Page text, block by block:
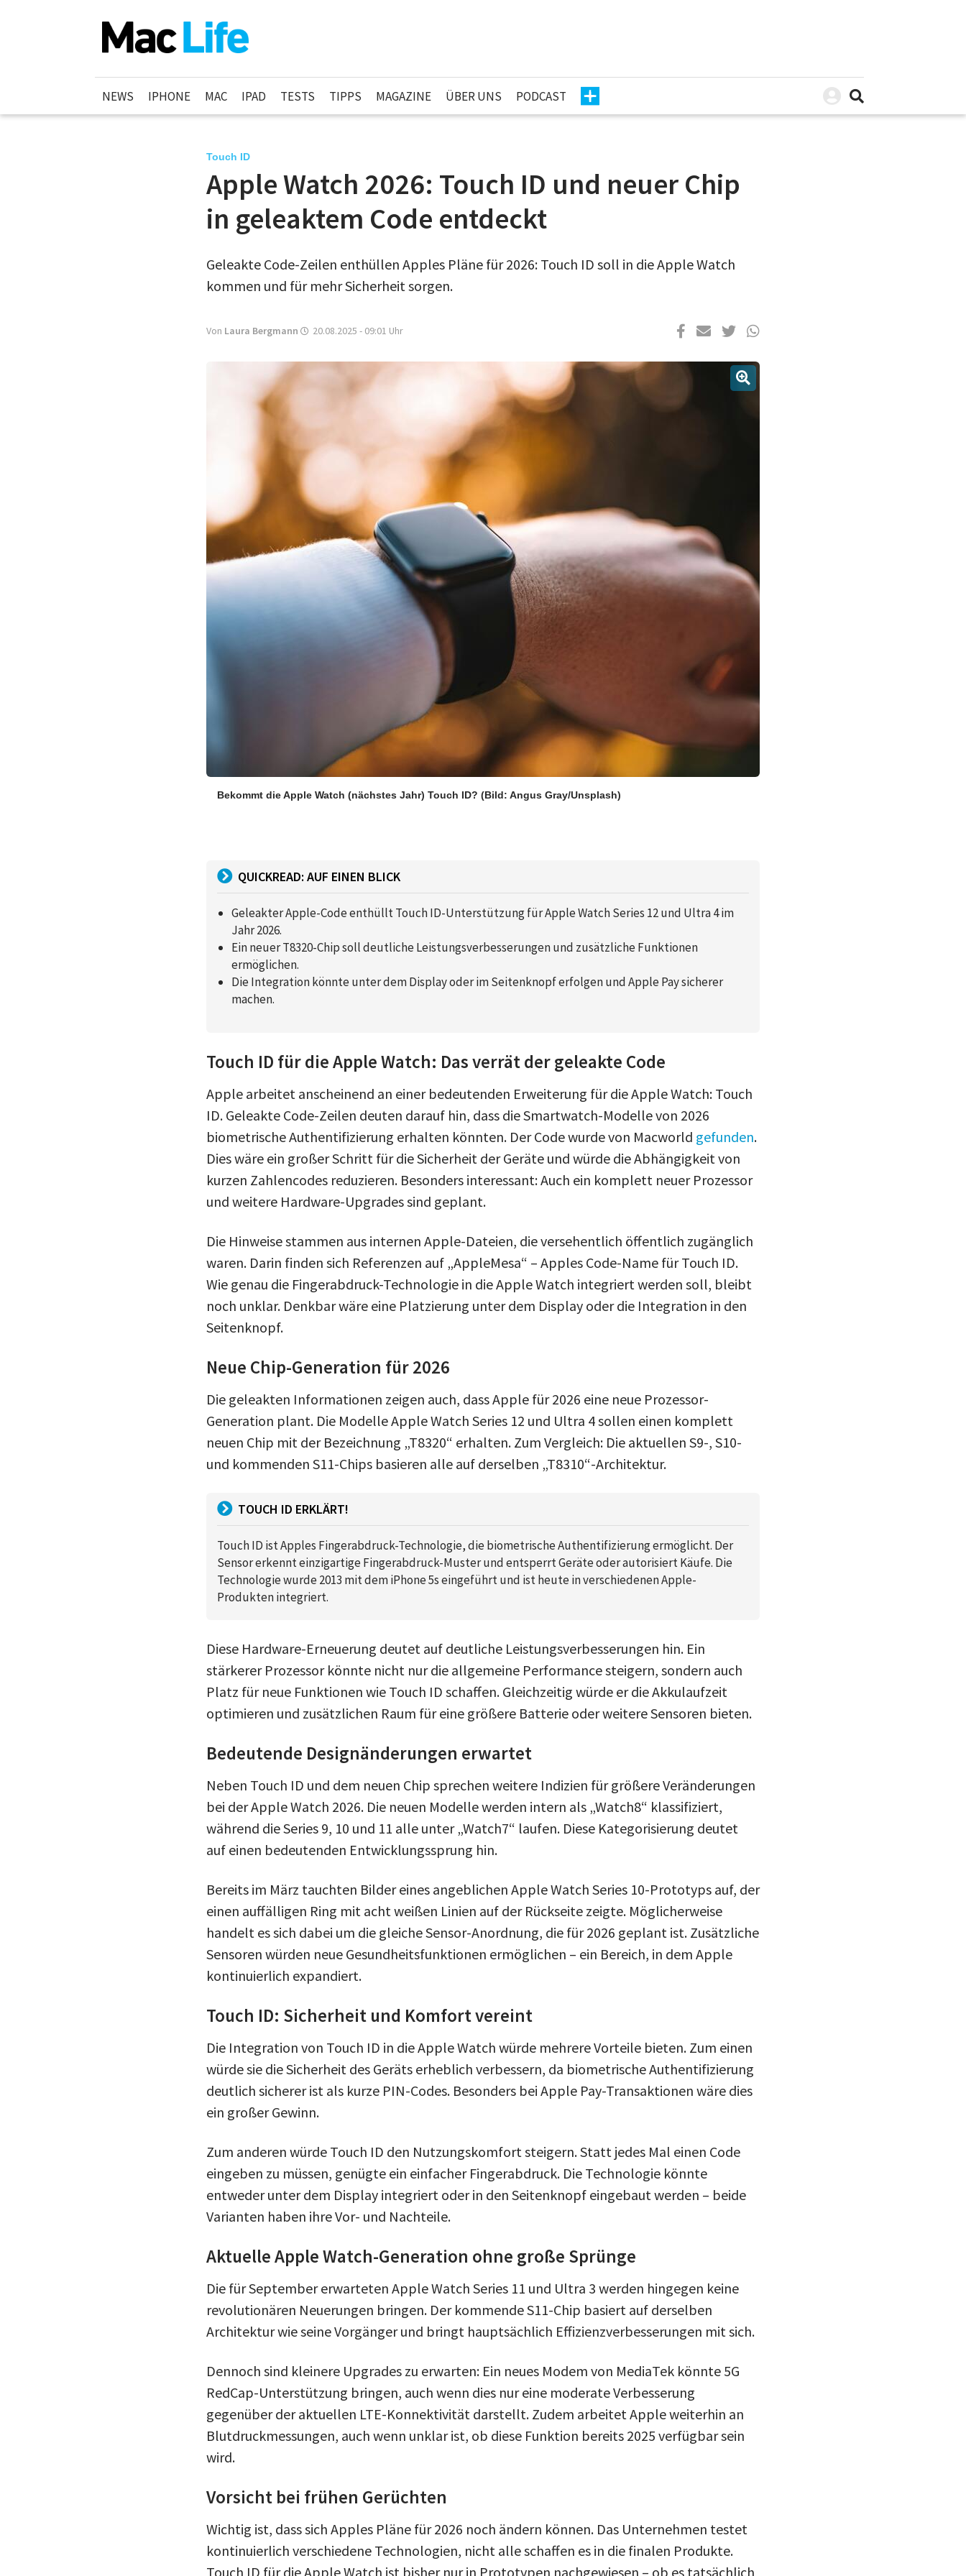
NEWS IPHONE MAC IPAD TESTS TIPPS MAGAZINE ÜBER UNS PODCAST
Touch ID
Apple Watch 2026: Touch ID und neuer Chip
in geleaktem Code entdeckt
Geleakte Code-Zeilen enthüllen Apples Pläne für 2026: Touch ID soll in die Apple Watch
kommen und für mehr Sicherheit sorgen.
Von Laura Bergmann 20.08.2025 - 09:01 Uhr
Bekommt die Apple Watch (nächstes Jahr) Touch ID? (Bild: Angus Gray/Unsplash)
QUICKREAD: AUF EINEN BLICK
Geleakter Apple-Code enthüllt Touch ID-Unterstützung für Apple Watch Series 12 und Ultra 4 im
Jahr 2026.
Ein neuer T8320-Chip soll deutliche Leistungsverbesserungen und zusätzliche Funktionen
ermöglichen.
Die Integration könnte unter dem Display oder im Seitenknopf erfolgen und Apple Pay sicherer
machen.
Touch ID für die Apple Watch: Das verrät der geleakte Code
Apple arbeitet anscheinend an einer bedeutenden Erweiterung für die Apple Watch: Touch
ID. Geleakte Code-Zeilen deuten darauf hin, dass die Smartwatch-Modelle von 2026
biometrische Authentifizierung erhalten könnten. Der Code wurde von Macworld gefunden.
Dies wäre ein großer Schritt für die Sicherheit der Geräte und würde die Abhängigkeit von
kurzen Zahlencodes reduzieren. Besonders interessant: Auch ein komplett neuer Prozessor
und weitere Hardware-Upgrades sind geplant.
Die Hinweise stammen aus internen Apple-Dateien, die versehentlich öffentlich zugänglich
waren. Darin finden sich Referenzen auf „AppleMesa“ – Apples Code-Name für Touch ID.
Wie genau die Fingerabdruck-Technologie in die Apple Watch integriert werden soll, bleibt
noch unklar. Denkbar wäre eine Platzierung unter dem Display oder die Integration in den
Seitenknopf.
Neue Chip-Generation für 2026
Die geleakten Informationen zeigen auch, dass Apple für 2026 eine neue Prozessor-
Generation plant. Die Modelle Apple Watch Series 12 und Ultra 4 sollen einen komplett
neuen Chip mit der Bezeichnung „T8320“ erhalten. Zum Vergleich: Die aktuellen S9-, S10-
und kommenden S11-Chips basieren alle auf derselben „T8310“-Architektur.
TOUCH ID ERKLÄRT!
Touch ID ist Apples Fingerabdruck-Technologie, die biometrische Authentifizierung ermöglicht. Der
Sensor erkennt einzigartige Fingerabdruck-Muster und entsperrt Geräte oder autorisiert Käufe. Die
Technologie wurde 2013 mit dem iPhone 5s eingeführt und ist heute in verschiedenen Apple-
Produkten integriert.
Diese Hardware-Erneuerung deutet auf deutliche Leistungsverbesserungen hin. Ein
stärkerer Prozessor könnte nicht nur die allgemeine Performance steigern, sondern auch
Platz für neue Funktionen wie Touch ID schaffen. Gleichzeitig würde er die Akkulaufzeit
optimieren und zusätzlichen Raum für eine größere Batterie oder weitere Sensoren bieten.
Bedeutende Designänderungen erwartet
Neben Touch ID und dem neuen Chip sprechen weitere Indizien für größere Veränderungen
bei der Apple Watch 2026. Die neuen Modelle werden intern als „Watch8“ klassifiziert,
während die Series 9, 10 und 11 alle unter „Watch7“ laufen. Diese Kategorisierung deutet
auf einen bedeutenden Entwicklungssprung hin.
Bereits im März tauchten Bilder eines angeblichen Apple Watch Series 10-Prototyps auf, der
einen auffälligen Ring mit acht weißen Linien auf der Rückseite zeigte. Möglicherweise
handelt es sich dabei um die gleiche Sensor-Anordnung, die für 2026 geplant ist. Zusätzliche
Sensoren würden neue Gesundheitsfunktionen ermöglichen – ein Bereich, in dem Apple
kontinuierlich expandiert.
Touch ID: Sicherheit und Komfort vereint
Die Integration von Touch ID in die Apple Watch würde mehrere Vorteile bieten. Zum einen
würde sie die Sicherheit des Geräts erheblich verbessern, da biometrische Authentifizierung
deutlich sicherer ist als kurze PIN-Codes. Besonders bei Apple Pay-Transaktionen wäre dies
ein großer Gewinn.
Zum anderen würde Touch ID den Nutzungskomfort steigern. Statt jedes Mal einen Code
eingeben zu müssen, genügte ein einfacher Fingerabdruck. Die Technologie könnte
entweder unter dem Display integriert oder in den Seitenknopf eingebaut werden – beide
Varianten haben ihre Vor- und Nachteile.
Aktuelle Apple Watch-Generation ohne große Sprünge
Die für September erwarteten Apple Watch Series 11 und Ultra 3 werden hingegen keine
revolutionären Neuerungen bringen. Der kommende S11-Chip basiert auf derselben
Architektur wie seine Vorgänger und bringt hauptsächlich Effizienzverbesserungen mit sich.
Dennoch sind kleinere Upgrades zu erwarten: Ein neues Modem von MediaTek könnte 5G
RedCap-Unterstützung bringen, auch wenn dies nur eine moderate Verbesserung
gegenüber der aktuellen LTE-Konnektivität darstellt. Zudem arbeitet Apple weiterhin an
Blutdruckmessungen, auch wenn unklar ist, ob diese Funktion bereits 2025 verfügbar sein
wird.
Vorsicht bei frühen Gerüchten
Wichtig ist, dass sich Apples Pläne für 2026 noch ändern können. Das Unternehmen testet
kontinuierlich verschiedene Technologien, nicht alle schaffen es in die finalen Produkte.
Touch ID für die Apple Watch ist bisher nur in Prototypen nachgewiesen – ob es tatsächlich